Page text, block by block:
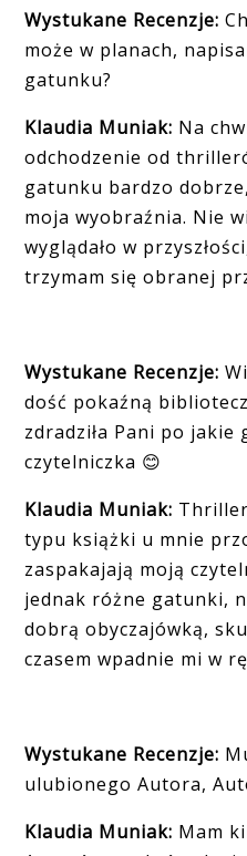
Wystukane Recenzje:
może w planach,
gatunku?
Klaudia Muniak: Na
odchodzenie od
gatunku bardzo
moja wyobraźnia. Nie
wyglądało w
trzymam się obranej
Wystukane Recenzje:
dość pokaźną
zdradziła Pani po
czytelniczka 😊
Klaudia Muniak:
typu książki u mnie
zaspakajają moją
jednak różne gatunki,
dobrą obyczajówką,
czasem wpadnie mi w
Wystukane Recenzje:
ulubionego Autora,
Klaudia Muniak: Mam